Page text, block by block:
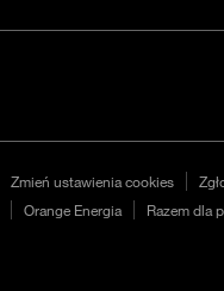
Zmień ustawienia cookies
Orange Energia Razem dla